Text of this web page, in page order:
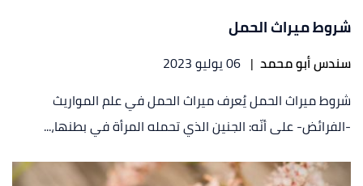
شروط ميراث الحمل
سندس أبو محمد | 06 يوليو 2023
شروط ميراث الحمل يُعرف ميراث الحمل في علم المواريث
-الفرائض- على أنّه: الجنين الذي تحمله المرأة في بطنها،...